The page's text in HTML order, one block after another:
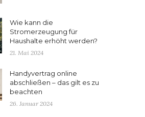
Wie kann die
Stromerzeugung für
Haushalte erhöht werden?
21. Mai 2024
Handyvertrag online
abschließen – das gilt es zu
beachten
26. Januar 2024